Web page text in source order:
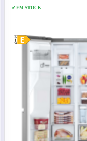
✔ EM STOCK